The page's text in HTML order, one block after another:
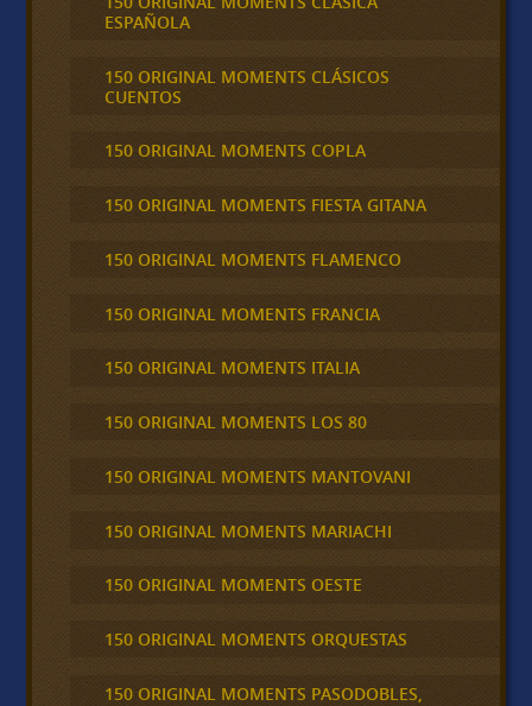
ESPAÑOLA
150 ORIGINAL MOMENTS CLÁSICOS
CUENTOS
150 ORIGINAL MOMENTS COPLA
150 ORIGINAL MOMENTS FIESTA GITANA
150 ORIGINAL MOMENTS FLAMENCO
150 ORIGINAL MOMENTS FRANCIA
150 ORIGINAL MOMENTS ITALIA
150 ORIGINAL MOMENTS LOS 80
150 ORIGINAL MOMENTS MANTOVANI
150 ORIGINAL MOMENTS MARIACHI
150 ORIGINAL MOMENTS OESTE
150 ORIGINAL MOMENTS ORQUESTAS
150 ORIGINAL MOMENTS PASODOBLES,